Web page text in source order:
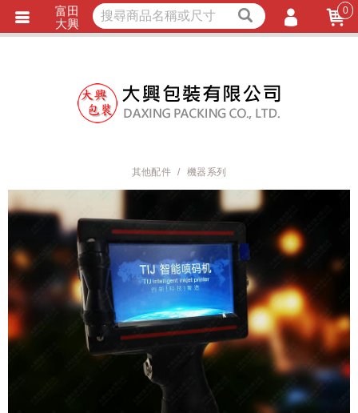
立即詢價 LINE詢問
其他配件 機器系列
富田
大興
0
會員註冊
忘記密碼
獨家商品 耐熱內襯